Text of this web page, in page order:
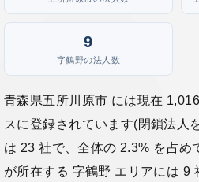
9
字鶴野の法人数
青森県五所川原市 には現在
スに登録されています(閉鎖法人
は 23 社で、全体の 2.3% を占め
が所在する 字鶴野 エリアには 9